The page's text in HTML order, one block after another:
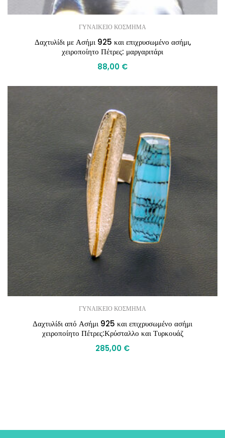
ΓΥΝΑΙΚΕΙΟ ΚΟΣΜΗΜΑ
Δαχτυλίδι με Ασήμι 925 και επιχρυσωμένο ασήμι,
χειροποίητο Πέτρες: μαργαριτάρι
88,00 €
ΓΥΝΑΙΚΕΙΟ ΚΟΣΜΗΜΑ
Δαχτυλίδι από Ασήμι 925 και επιχρυσωμένο ασήμι
χειροποίητο Πέτρες:Κρύσταλλο και Τυρκουάζ
285,00 €